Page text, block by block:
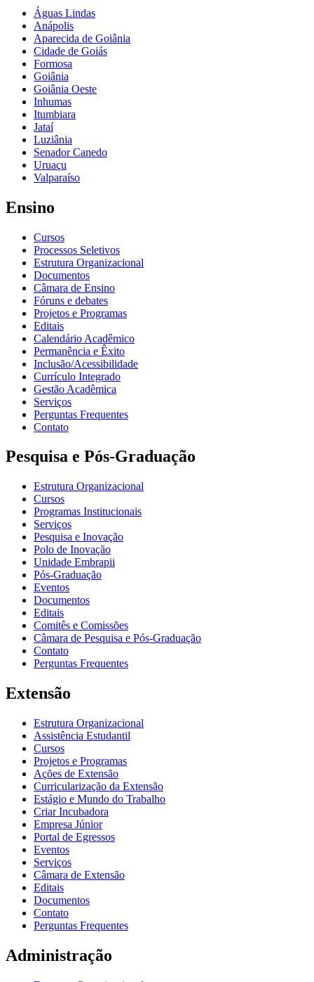
Águas Lindas
Anápolis
Aparecida de Goiânia
Cidade de Goiás
Formosa
Goiânia
Goiânia Oeste
Inhumas
Itumbiara
Jataí
Luziânia
Senador Canedo
Uruaçu
Valparaíso
Ensino
Cursos
Processos Seletivos
Estrutura Organizacional
Documentos
Câmara de Ensino
Fóruns e debates
Projetos e Programas
Editais
Calendário Acadêmico
Permanência e Êxito
Inclusão/Acessibilidade
Currículo Integrado
Gestão Acadêmica
Serviços
Perguntas Frequentes
Contato
Pesquisa e Pós-Graduação
Estrutura Organizacional
Cursos
Programas Institucionais
Serviços
Pesquisa e Inovação
Polo de Inovação
Unidade Embrapii
Pós-Graduação
Eventos
Documentos
Editais
Comitês e Comissões
Câmara de Pesquisa e Pós-Graduação
Contato
Perguntas Frequentes
Extensão
Estrutura Organizacional
Assistência Estudantil
Cursos
Projetos e Programas
Ações de Extensão
Curricularização da Extensão
Estágio e Mundo do Trabalho
Criar Incubadora
Empresa Júnior
Portal de Egressos
Eventos
Serviços
Câmara de Extensão
Editais
Documentos
Contato
Perguntas Frequentes
Administração